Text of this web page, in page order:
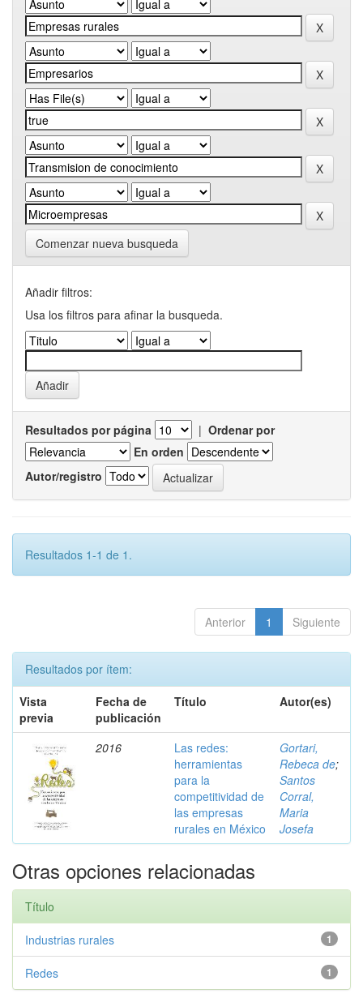
Comenzar nueva busqueda
Añadir filtros:
Usa los filtros para afinar la busqueda.
Resultados por página | Ordenar por
En orden
Autor/registro
Resultados 1-1 de 1.
Anterior 1 Siguiente
Resultados por ítem:
Vista
previa
Fecha de
publicación
Título Autor(es)
2016
Las redes:
herramientas
para la
competitividad de
las empresas
rurales en México
Gortari,
Rebeca de;
Santos
Corral,
Maria
Josefa
Otras opciones relacionadas
Título
1
Industrias rurales
1
Redes